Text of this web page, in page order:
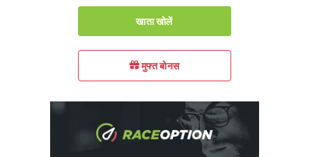
खाता खोलें
मुफ्त बोनस